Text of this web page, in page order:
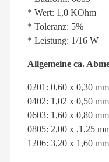
* Wert: 1,0 KOhm
* Toleranz: 5%
* Leistung: 1/16 W
Allgemeine ca.
0201: 0,60 x 0,30 mm
0402: 1,02 x 0,50 mm
0603: 1,60 x 0,80 mm
0805: 2,00 x ,1,25
1206: 3,20 x 1,60 mm